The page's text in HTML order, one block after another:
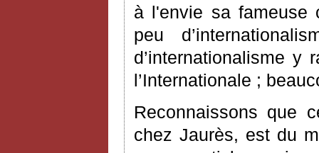
à l'envie sa
peu
d’internationalisme y
l’Internationale ;
Reconnaissons que
chez Jaurès, est du